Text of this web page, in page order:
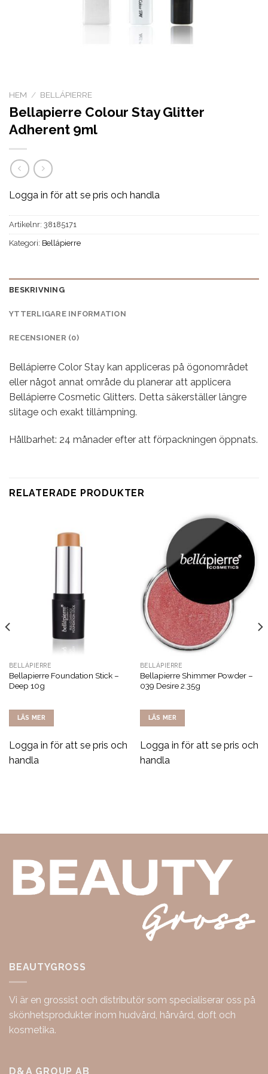
HEM / BELLÁPIERRE
Bellapierre Colour Stay Glitter
Adherent 9ml
Logga in för att se pris och handla
Artikelnr: 38185171
Kategori: Bellápierre
BESKRIVNING
YTTERLIGARE INFORMATION
RECENSIONER (0)
Bellápierre Color Stay kan appliceras på ögonområdet
eller något annat område du planerar att applicera
Bellápierre Cosmetic Glitters. Detta säkerställer längre
slitage och exakt tillämpning.
Hållbarhet: 24 månader efter att förpackningen öppnats.
RELATERADE PRODUKTER
BELLÁPIERRE
Bellapierre Foundation Stick –
Deep 10g
LÄS MER
Logga in för att se pris och
handla
BELLÁPIERRE
Bellapierre Shimmer Powder –
039 Desire 2.35g
LÄS MER
Logga in för att se pris och
handla
BEAUTYGROSS
Vi är en grossist och distributör som specialiserar oss på
skönhetsprodukter inom hudvård, hårvård, doft och
kosmetika.
D&A GROUP AB